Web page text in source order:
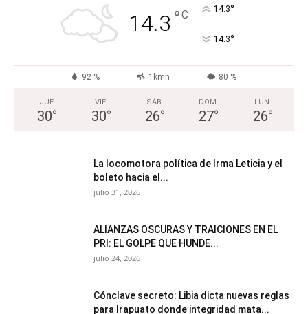
14.3 °C 14.3°
14.3°
92 % 1kmh 80 %
JUE
30°
VIE
30°
SÁB
26°
DOM
27°
LUN
26°
La locomotora política de Irma Leticia y el
boleto hacia el...
julio 31, 2026
ALIANZAS OSCURAS Y TRAICIONES EN EL
PRI: EL GOLPE QUE HUNDE...
julio 24, 2026
Cónclave secreto: Libia dicta nuevas reglas
para Irapuato donde integridad mata...